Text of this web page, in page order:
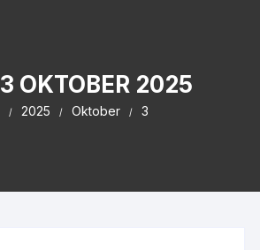
3 OKTOBER 2025
2025 Oktober 3